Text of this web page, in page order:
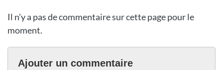
Il n'y a pas de commentaire sur cette page pour le
moment.
Ajouter un commentaire